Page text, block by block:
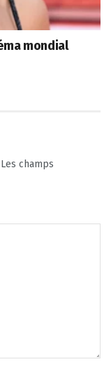
mondial
Les champs